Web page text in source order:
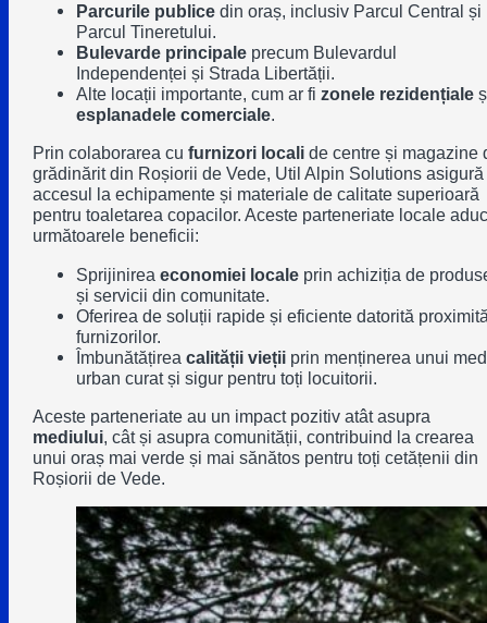
Parcurile publicedin oraș, inclusiv Parcul Central și
Parcul Tineretului.
Bulevarde principaleprecum Bulevardul
Independenței și Strada Libertății.
Alte locații importante, cum ar fi zonele rezidențiale
esplanadele comerciale.
Prin colaborarea cu furnizori localide centre și magazine
grădinărit din Roșiorii de Vede, Util Alpin Solutions asigură
accesul la echipamente și materiale de calitate superioară
pentru toaletarea copacilor. Aceste parteneriate locale aduc
următoarele beneficii:
Sprijinirea economiei localeprin achiziția de
și servicii din comunitate.
Oferirea de soluții rapide și eficiente datorită
furnizorilor.
Îmbunătățirea calității viețiiprin menținerea unui
urban curat și sigur pentru toți locuitorii.
Aceste parteneriate au un impact pozitiv atât asupra
mediului, cât și asupra comunității, contribuind la crearea
unui oraș mai verde și mai sănătos pentru toți cetățenii din
Roșiorii de Vede.